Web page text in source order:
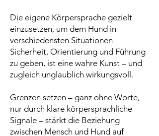
Die eigene Körpersprache gezielt
einzusetzen, um dem Hund in
verschiedensten Situationen
Sicherheit, Orientierung und Führung
zu geben, ist eine wahre Kunst – und
zugleich unglaublich wirkungsvoll.
Grenzen setzen – ganz ohne Worte,
nur durch klare körpersprachliche
Signale – stärkt die Beziehung
zwischen Mensch und Hund auf